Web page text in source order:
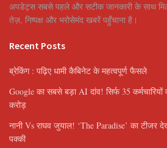
अपडेट्स सबसे पहले और सटीक जानकारी के साथ
तेज़, निष्पक्ष और भरोसेमंद खबरें पहुँचाना है।
Recent Posts
ब्रेकिंग : पढ़िए धामी कैबिनेट के महत्वपूर्ण फैसले
Google का सबसे बड़ा AI दांव! सिर्फ 35 कर्मचारियों
करोड़
नानी Vs राघव जुयाल! ‘The Paradise’ का
पक्की